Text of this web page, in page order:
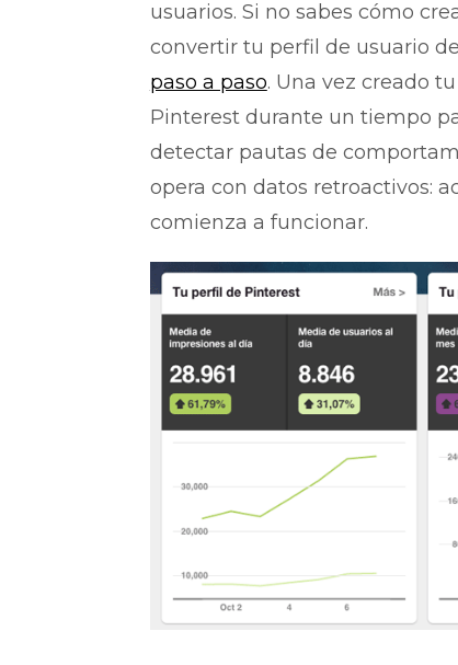
usuarios. Si no sabes cómo
convertir tu perfil de usuario
paso a paso. Una vez creado
Pinterest durante un tiempo
detectar pautas de
opera con datos retroactivos:
comienza a funcionar.